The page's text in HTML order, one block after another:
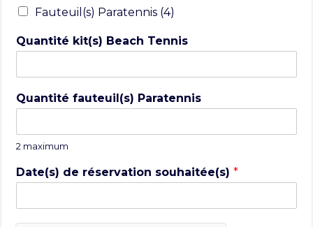
Fauteuil(s) Paratennis (4)
Quantité kit(s) Beach Tennis
Quantité fauteuil(s) Paratennis
2 maximum
Date(s) de réservation souhaitée(s)*